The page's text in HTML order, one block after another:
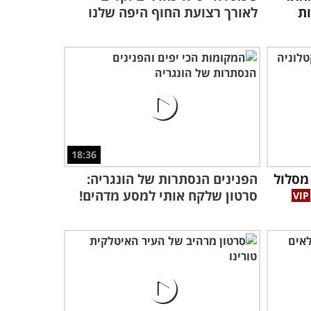
אתם מוזמנים לסייר
האנדלוסית הקסומה ביותר...
נורבגיה של המזרח הרחוק:
נופיה של מונגוליה יעתיקו את
כבר יצא לכם לבקר באחד
מהאיים היפים ביותר בים
התיכון?
הסרטון הזה ייקח אתכם
למקום המופלא שבו הירדן
לאורך רצועת החוף היפה שלנו
מסלול
18:36
הפנינים הנסתרות של הונגריה:
סרטון שלקח אותי למסע מדהים!